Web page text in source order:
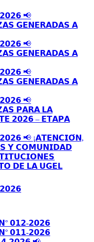
📢
𝗚𝗘𝗡𝗘𝗥𝗔𝗗𝗔𝗦 𝗔
📢
𝗚𝗘𝗡𝗘𝗥𝗔𝗗𝗔𝗦 𝗔
📢
𝗚𝗘𝗡𝗘𝗥𝗔𝗗𝗔𝗦 𝗔
📢
𝗣𝗔𝗥𝗔 𝗟𝗔
𝟮𝟬𝟮𝟲 – 𝗘𝗧𝗔𝗣𝗔
📢 ¡𝗔𝗧𝗘𝗡𝗖𝗜𝗢́𝗡,
𝗬 𝗖𝗢𝗠𝗨𝗡𝗜𝗗𝗔𝗗
𝗗𝗘 𝗟𝗔 𝗨𝗚𝗘𝗟
𝟬𝟭𝟮-𝟮𝟬𝟮𝟲
𝟬𝟭𝟭-𝟮𝟬𝟮𝟲